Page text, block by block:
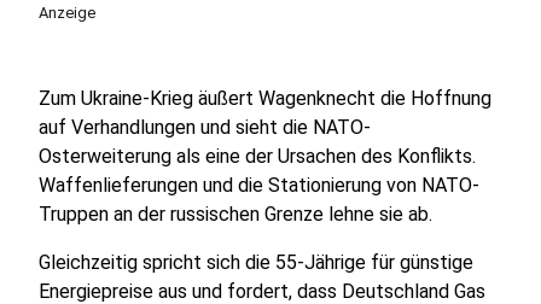
Anzeige
Zum Ukraine-Krieg äußert Wagenknecht die Hoffnung
auf Verhandlungen und sieht die NATO-
Osterweiterung als eine der Ursachen des Konflikts.
Waffenlieferungen und die Stationierung von NATO-
Truppen an der russischen Grenze lehne sie ab.
Gleichzeitig spricht sich die 55-Jährige für günstige
Energiepreise aus und fordert, dass Deutschland Gas